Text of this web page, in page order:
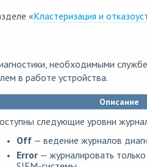
«Кластеризация и
необходимыми
в работе устройства.
Описание
следующие уровни
Off— ведение журналов
Error— журналировать